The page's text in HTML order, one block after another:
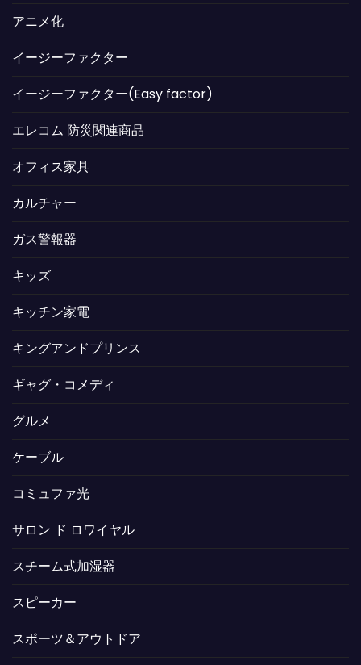
アニメ化
イージーファクター
イージーファクター(Easy factor)
エレコム 防災関連商品
オフィス家具
カルチャー
ガス警報器
キッズ
キッチン家電
キングアンドプリンス
ギャグ・コメディ
グルメ
ケーブル
コミュファ光
サロン ド ロワイヤル
スチーム式加湿器
スピーカー
スポーツ＆アウトドア